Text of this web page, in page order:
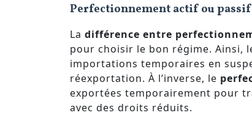
Perfectionnement actif ou
La différence entre
pour choisir le bon régime. Ainsi,
importations temporaires en
réexportation. À l’inverse, le
exportées temporairement pour
avec des droits réduits.